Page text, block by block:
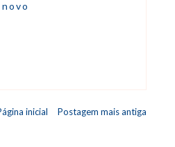
novo
Postagem mais antiga
inicial